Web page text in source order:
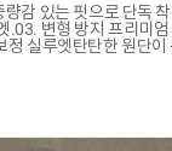
감 있는 핏으로 단독
변형 방지 프리미
실루엣탄탄한 원단이